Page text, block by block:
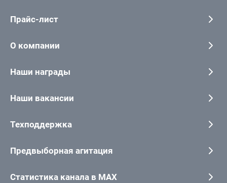
Прайс-лист
О компании
Наши награды
Наши вакансии
Техподдержка
Предвыборная агитация
Статистика канала в MAX